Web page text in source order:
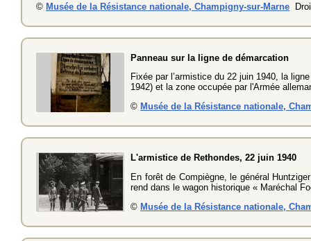
© Musée de la Résistance nationale, Champigny-sur-Marne
Panneau sur la ligne de démarcation
Fixée par l’armistice du 22 juin 1940, la
1942) et la zone occupée par l'Armée
© Musée de la Résistance nationale,
L'armistice de Rethondes, 22 juin 1940
En forêt de Compiègne, le général
rend dans le wagon historique « Maréchal
© Musée de la Résistance nationale,